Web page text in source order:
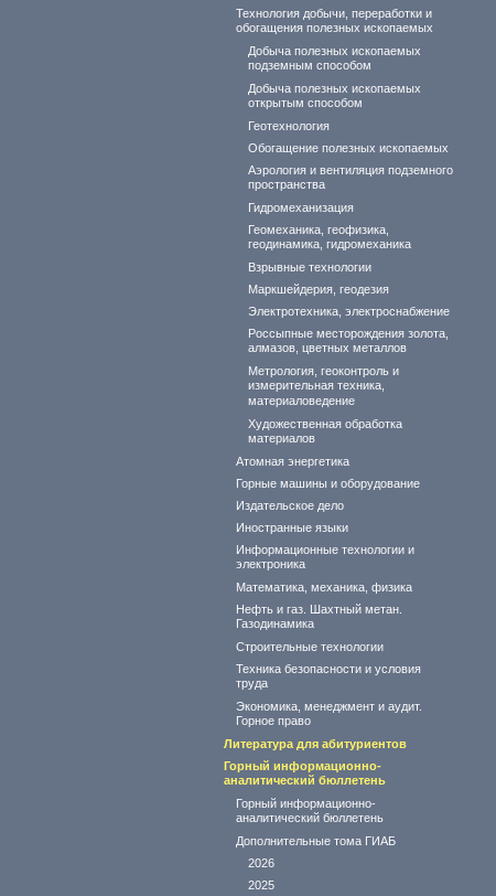
Технология добычи, переработки и
обогащения полезных ископаемых
Добыча полезных ископаемых
подземным способом
Добыча полезных ископаемых
открытым способом
Геотехнология
Обогащение полезных ископаемых
Аэрология и вентиляция подземного
пространства
Гидромеханизация
Геомеханика, геофизика,
геодинамика, гидромеханика
Взрывные технологии
Маркшейдерия, геодезия
Электротехника, электроснабжение
Россыпные месторождения золота,
алмазов, цветных металлов
Метрология, геоконтроль и
измерительная техника,
материаловедение
Художественная обработка
материалов
Атомная энергетика
Горные машины и оборудование
Издательское дело
Иностранные языки
Информационные технологии и
электроника
Математика, механика, физика
Нефть и газ. Шахтный метан.
Газодинамика
Строительные технологии
Техника безопасности и условия
труда
Экономика, менеджмент и аудит.
Горное право
Литература для абитуриентов
Горный информационно-
аналитический бюллетень
Горный информационно-
аналитический бюллетень
Дополнительные тома ГИАБ
2026
2025